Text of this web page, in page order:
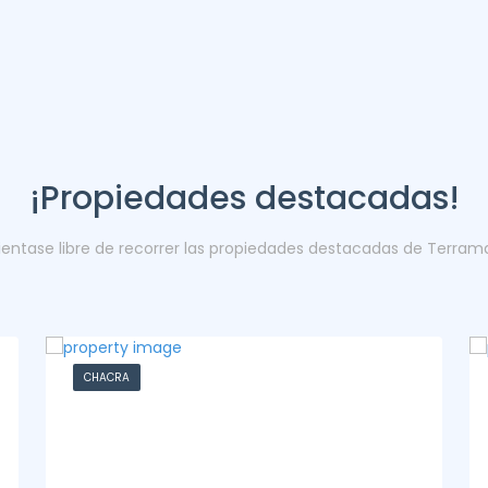
¡Propiedades destacadas!
libre de recorrer las propiedades destacadas de
CASA